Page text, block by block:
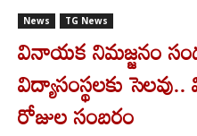
News TG News
వినాయక నిమజ్జనం
విద్యాసంస్థలకు సెలవు..
రోజుల సంబరం